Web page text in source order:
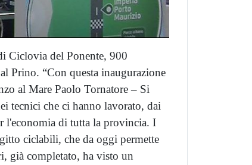
Ciclovia del Ponente, 900
Prino. “Con questa inaugurazione
al Mare Paolo Tornatore – Si
tecnici che ci hanno lavorato, dai
l'economia di tutta la provincia. I
ciclabili, che da oggi permette
già completato, ha visto un